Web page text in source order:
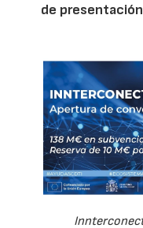
de